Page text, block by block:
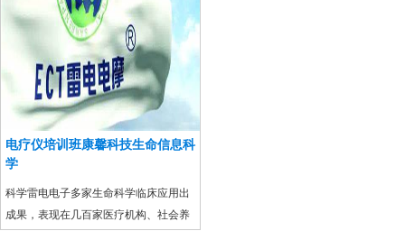
电疗仪培训班康馨科技生命信息科
学
科学雷电电子多家生命科学临床应用出
成果，表现在几百家医疗机构、社会养